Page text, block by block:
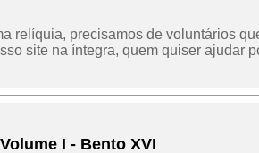
relíquia, precisamos de voluntários
site na íntegra, quem quiser ajudar
I - Bento XVI